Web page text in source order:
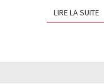
LIRE LA SUITE